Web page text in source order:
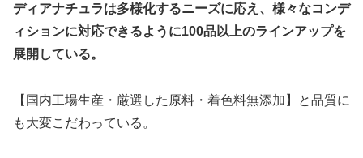
ディアナチュラは多様化するニーズに応え、様々なコンデ
ィションに対応できるように100品以上のラインアップを
展開している。
【国内工場生産・厳選した原料・着色料無添加】と品質に
も大変こだわっている。